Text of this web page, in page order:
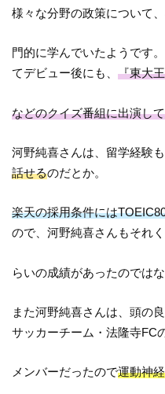
様々な分野の政策について
門的に学んでいたようです
てデビュー後にも、『東大
などのクイズ番組に出演し
河野純喜さんは、留学経験
話せるのだとか。
楽天の採用条件には
ので、河野純喜さんもそれく
らいの成績があったのでは
また河野純喜さんは、頭の
サッカーチーム・法隆寺FC
メンバーだったので運動神